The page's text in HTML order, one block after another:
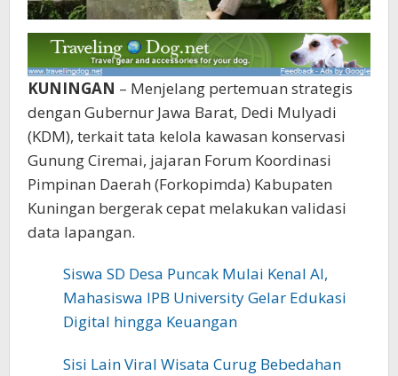
KUNINGAN – Menjelang pertemuan strategis
dengan Gubernur Jawa Barat, Dedi Mulyadi
(KDM), terkait tata kelola kawasan konservasi
Gunung Ciremai, jajaran Forum Koordinasi
Pimpinan Daerah (Forkopimda) Kabupaten
Kuningan bergerak cepat melakukan validasi
data lapangan.‎‎
Siswa SD Desa Puncak Mulai Kenal AI,
Mahasiswa IPB University Gelar Edukasi
Digital hingga Keuangan
Sisi Lain Viral Wisata Curug Bebedahan